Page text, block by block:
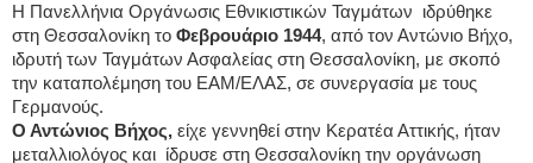
Η Πανελλήνια Οργάνωσις Εθνικιστικών Ταγμάτων ιδρύθηκε
στη Θεσσαλονίκη το Φεβρουάριο 1944, από τον Αντώνιο Βήχο,
ιδρυτή των Ταγμάτων Ασφαλείας στη Θεσσαλονίκη, με σκοπό
την καταπολέμηση του ΕΑΜ/ΕΛΑΣ, σε συνεργασία με τους
Γερμανούς.
Ο Αντώνιος Βήχος, είχε γεννηθεί στην Κερατέα Αττικής, ήταν
μεταλλιολόγος και ίδρυσε στη Θεσσαλονίκη την οργάνωση